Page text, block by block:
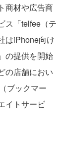
商材や広告商
ス「telfee（テ
はiPhone向け
の提供を開始
の店舗におい
ブックマー
イトサービ